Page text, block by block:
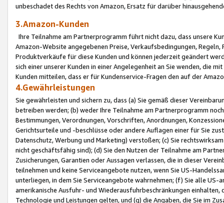
unbeschadet des Rechts von Amazon, Ersatz für darüber
3.Amazon-Kunden
Ihre Teilnahme am Partnerprogramm führt nicht dazu, dass unsere
Amazon-Website angegebenen Preise, Verkaufsbedingungen,
Produktverkäufe für diese Kunden und können jederzeit geändert
sich einer unserer Kunden in einer Angelegenheit an Sie wenden, die
Kunden mitteilen, dass er für Kundenservice-Fragen den auf der
4.Gewährleistungen
Sie gewährleisten und sichern zu, dass (a) Sie gemäß dieser
betreiben werden; (b) weder Ihre Teilnahme am Partnerprogramm
Bestimmungen, Verordnungen, Vorschriften, Anordnungen,
Gerichtsurteile und -beschlüsse oder andere Auflagen einer für Sie
Datenschutz, Werbung und Marketing) verstoßen; (c) Sie
nicht geschäftsfähig sind); (d) Sie den Nutzen der Teilnahme am
Zusicherungen, Garantien oder Aussagen verlassen, die in dieser
teilnehmen und keine Serviceangebote nutzen, wenn Sie US-
unterliegen, in dem Sie Serviceangebote wahrnehmen; (f) Sie alle
amerikanische Ausfuhr- und Wiederausfuhrbeschränkungen
Technologie und Leistungen gelten, und (g) die Angaben, die Sie im